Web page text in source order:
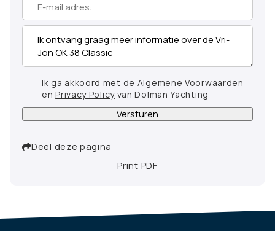
Ik ga akkoord met de Algemene Voorwaarden
enPrivacy Policyvan Dolman Yachting
Versturen
Deel deze pagina
Print PDF